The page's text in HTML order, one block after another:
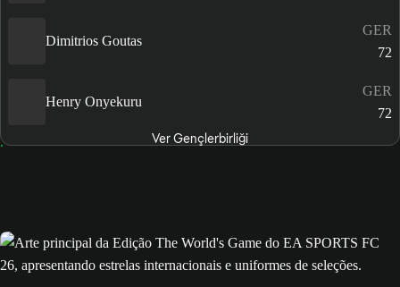
Dimitrios Goutas
GER
72
Henry Onyekuru
GER
72
Ver Gençlerbirliği